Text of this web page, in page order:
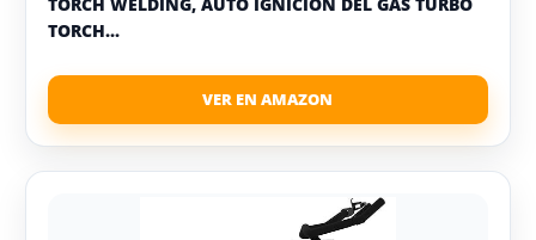
TORCH...